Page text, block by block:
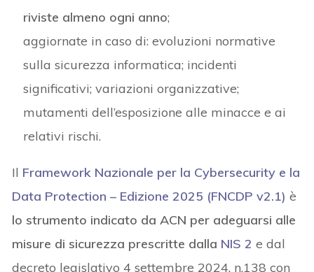
riviste almeno ogni anno;
aggiornate in caso di: evoluzioni normative
sulla sicurezza informatica; incidenti
significativi; variazioni organizzative;
mutamenti dell’esposizione alle minacce e ai
relativi rischi.
Il Framework Nazionale per la Cybersecurity e la
Data Protection – Edizione 2025 (FNCDP v2.1) è
lo strumento indicato da ACN per adeguarsi alle
misure di sicurezza prescritte dalla NIS 2 e dal
decreto legislativo 4 settembre 2024, n.138 con